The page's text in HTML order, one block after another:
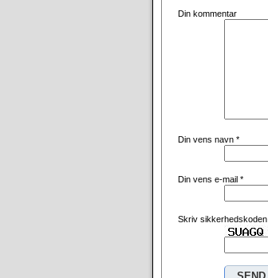
Din kommentar
Din vens navn *
Din vens e-mail *
Skriv sikkerhedskoden